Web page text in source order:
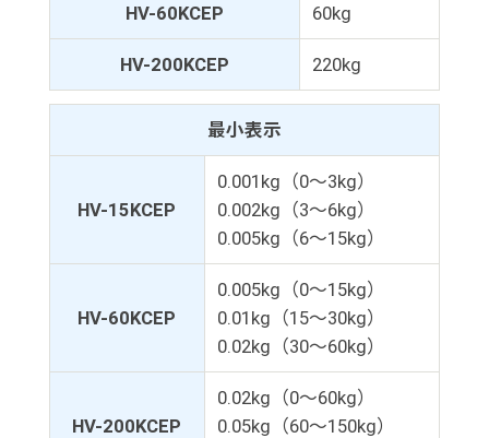
HV-60KCEP 60kg
HV-200KCEP 220kg
最小表示
HV-15KCEP
0.001kg（0～3kg）
0.002kg（3～6kg）
0.005kg（6～15kg）
HV-60KCEP
0.005kg（0～15kg）
0.01kg（15～30kg）
0.02kg（30～60kg）
HV-200KCEP
0.02kg（0～60kg）
0.05kg（60～150kg）